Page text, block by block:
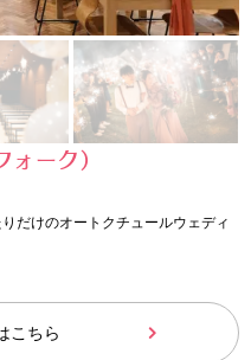
ーク）
だけのオートクチュールウェディ
こちら